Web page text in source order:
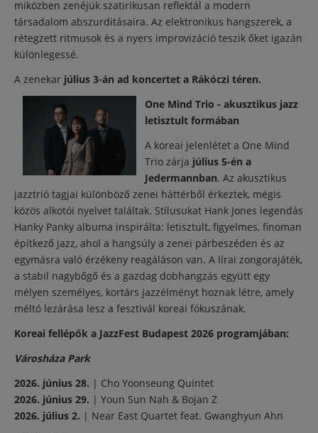
miközben zenéjük szatirikusan reflektál a modern
társadalom abszurditásaira. Az elektronikus hangszerek, a
rétegzett ritmusok és a nyers improvizáció teszik őket igazán
különlegessé.
A zenekar július 3-án ad koncertet a Rákóczi téren.
One Mind Trio - akusztikus jazz
letisztult formában
A koreai jelenlétet a One Mind
Trio zárja július 5-én a
Jedermannban. Az akusztikus
jazztrió tagjai különböző zenei háttérből érkeztek, mégis
közös alkotói nyelvet találtak. Stílusukat Hank Jones legendás
Hanky Panky albuma inspirálta: letisztult, figyelmes, finoman
építkező jazz, ahol a hangsúly a zenei párbeszéden és az
egymásra való érzékeny reagáláson van. A lírai zongorajáték,
a stabil nagybőgő és a gazdag dobhangzás együtt egy
mélyen személyes, kortárs jazzélményt hoznak létre, amely
méltó lezárása lesz a fesztivál koreai fókuszának.
Koreai fellépők a JazzFest Budapest 2026 programjában:
Városháza Park
2026. június 28. | Cho Yoonseung Quintet
2026. június 29. | Youn Sun Nah & Bojan Z
2026. július 2. | Near East Quartet feat. Gwanghyun Ahn